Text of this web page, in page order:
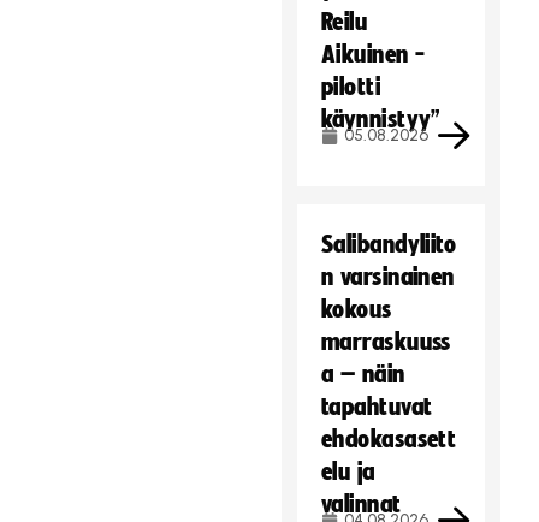
Reilu
Aikuinen -
pilotti
käynnistyy”
05.08.2026
Salibandyliito
n varsinainen
kokous
marraskuuss
a – näin
tapahtuvat
ehdokasasett
elu ja
valinnat